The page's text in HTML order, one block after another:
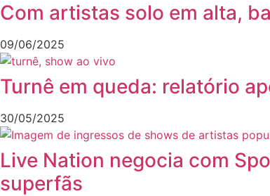
Com artistas solo em alta,
09/06/2025
Turnê em queda: relatório
30/05/2025
Live Nation negocia com
superfãs